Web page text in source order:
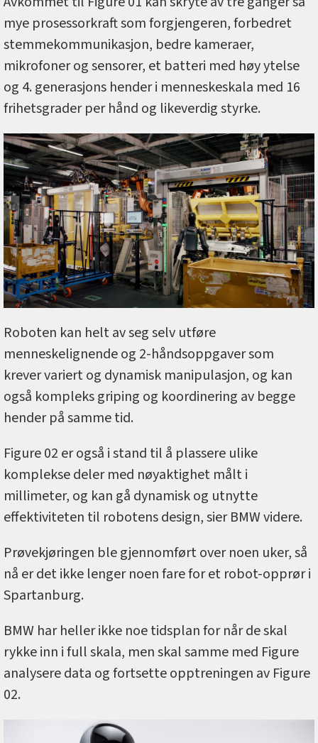
mye prosessorkraft som forgjengeren, forbedret
stemmekommunikasjon, bedre kameraer,
mikrofoner og sensorer, et batteri med høy ytelse
og 4. generasjons hender i menneskeskala med 16
frihetsgrader per hånd og likeverdig styrke.
Roboten kan helt av seg selv utføre
menneskelignende og 2-håndsoppgaver som
krever variert og dynamisk manipulasjon, og kan
også kompleks griping og koordinering av begge
hender på samme tid.
Figure 02 er også i stand til å plassere ulike
komplekse deler med nøyaktighet målt i
millimeter, og kan gå dynamisk og utnytte
effektiviteten til robotens design, sier BMW videre.
Prøvekjøringen ble gjennomført over noen uker, så
nå er det ikke lenger noen fare for et robot-opprør i
Spartanburg.
BMW har heller ikke noe tidsplan for når de skal
rykke inn i full skala, men skal samme med Figure
analysere data og fortsette opptreningen av Figure
02.